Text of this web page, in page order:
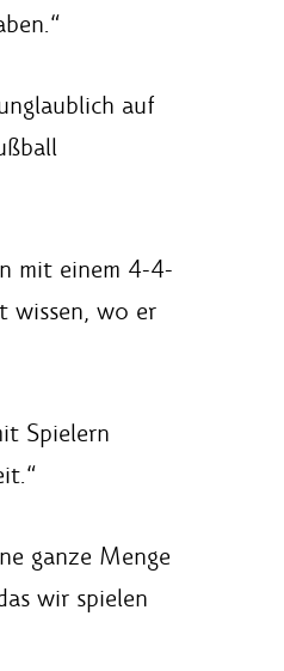
auf
mit einem 4-4-
wissen, wo er
Spielern
ganze Menge
wir spielen